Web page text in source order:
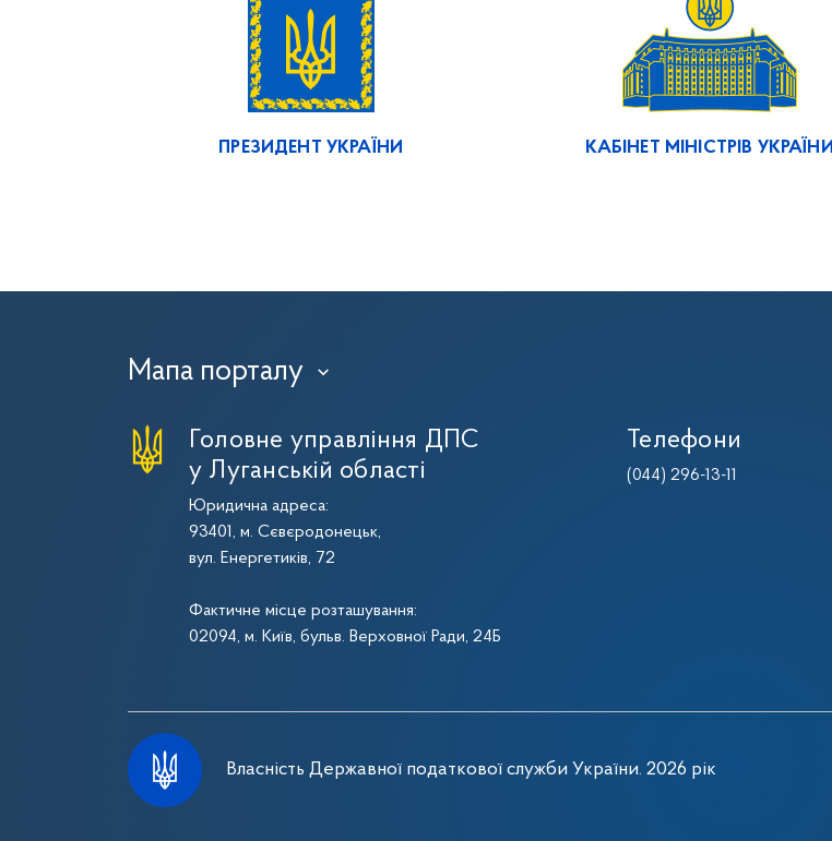
ПРЕЗИДЕНТ УКРАЇНИ КАБІНЕТ МІНІСТРІВ УКРАЇНИ
Мапа порталу ›
Головне управління ДПС
у Луганській області
Юридична адреса:
93401, м. Сєвєродонецьк,
вул. Енергетиків, 72
Фактичне місце розташування:
02094, м. Київ, бульв. Верховної Ради, 24Б
Телефони
(044) 296-13-11
Власність Державної податкової служби України. 2026 рік